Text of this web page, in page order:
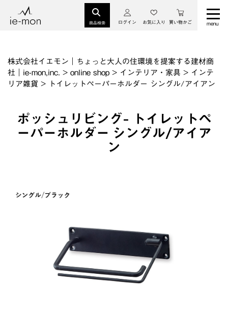
商品検索 ログイン お気に入り 買い物かご
株式会社イエモン｜ちょっと大人の住環境を提案する建材商
社｜ie-mon,inc. > online shop > インテリア・家具 > インテ
リア雑貨 > トイレットペーパーホルダー シングル/アイアン
ポッシュリビング- トイレットペ
ーパーホルダー シングル/アイア
ン